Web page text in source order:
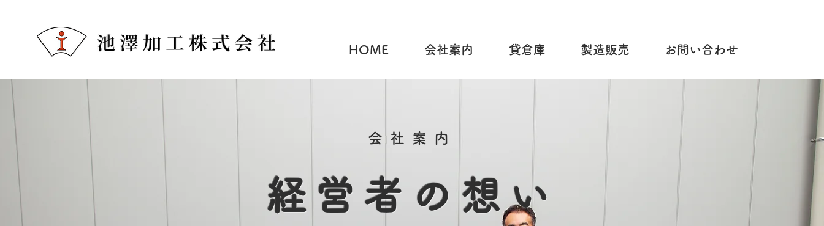
HOME 会社案内 貸倉庫 製造販売 お問い合わせ
会社案内
経営者の想い